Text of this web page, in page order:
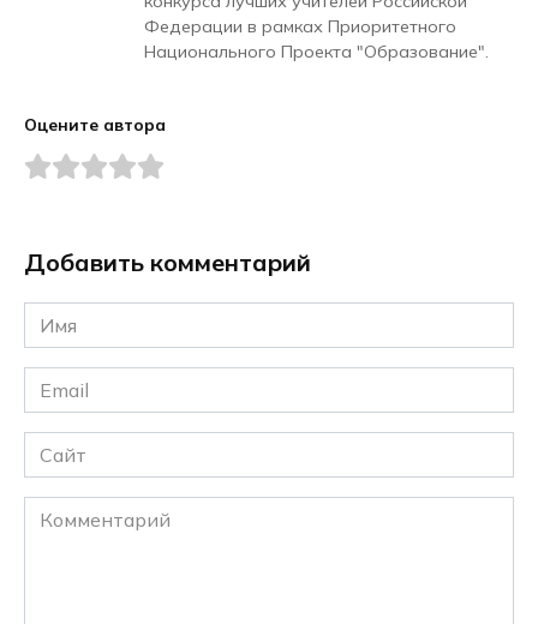
Федерации в рамках Приоритетного
Национального Проекта "Образование".
Оцените автора
Добавить комментарий
Имя
*
Email
*
Сайт
Комментарий